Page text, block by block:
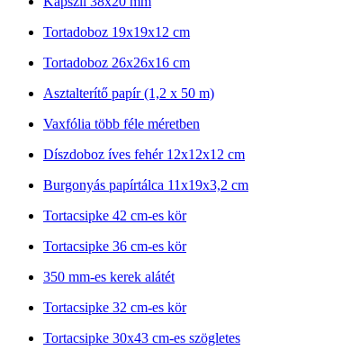
Tortadoboz 19x19x12 cm
Tortadoboz 26x26x16 cm
Asztalterítő papír (1,2 x 50 m)
Vaxfólia több féle méretben
Díszdoboz íves fehér 12x12x12 cm
Burgonyás papírtálca 11x19x3,2 cm
Tortacsipke 42 cm-es kör
Tortacsipke 36 cm-es kör
350 mm-es kerek alátét
Tortacsipke 32 cm-es kör
Tortacsipke 30x43 cm-es szögletes